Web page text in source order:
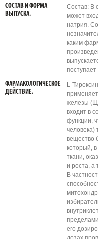
СОСТАВ И ФОРМА
ВЫПУСКА.
Состав: В
может
натрия.
каким
ФАРМАКОЛОГИЧЕСКОЕ
ДЕЙСТВИЕ.
L-
железы
входит в
функции,
человека)
вещество
который, в
ткани,
и роста, а
В
его
дозах